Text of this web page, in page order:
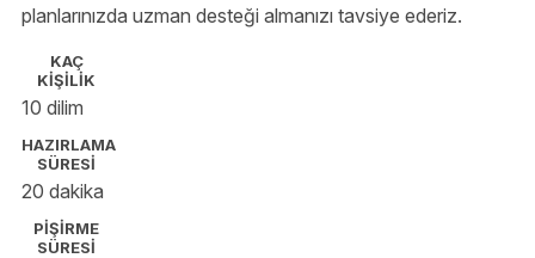
planlarınızda uzman desteği almanızı tavsiye ederiz.
KAÇ
KİŞİLİK
10 dilim
HAZIRLAMA
SÜRESİ
20 dakika
PİŞİRME
SÜRESİ